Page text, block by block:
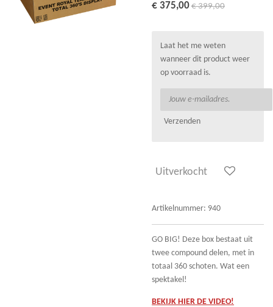
€ 375,00€ 399,00
Laat het me weten
wanneer dit product weer
op voorraad is.
Verzenden
Uitverkocht
Artikelnummer: 940
GO BIG! Deze box bestaat uit
twee compound delen, met in
totaal 360 schoten. Wat een
spektakel!
BEKIJK HIER DE VIDEO!